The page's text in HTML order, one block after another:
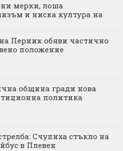
мерки, лоша
и ниска култура на
Перник обяви частично
положение
община гради нова
политика
Счупиха стъкло на
в Плевен